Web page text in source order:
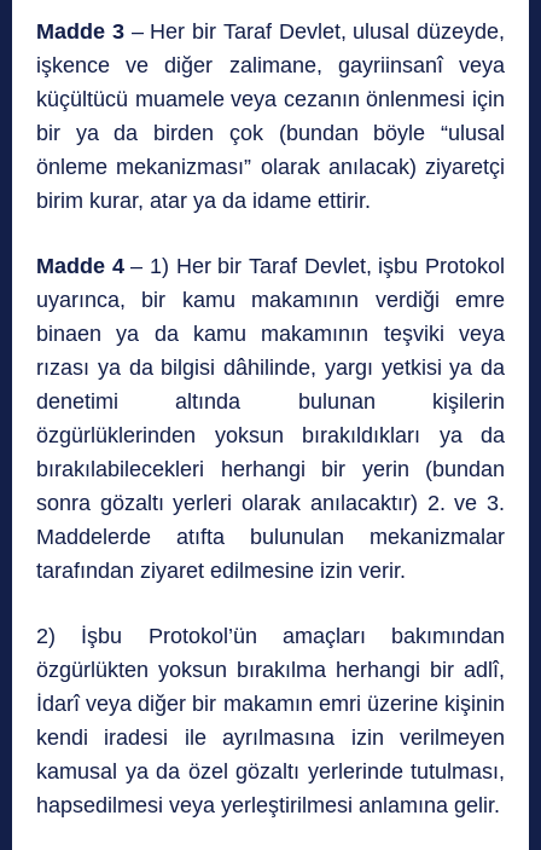
Madde 3 – Her bir Taraf Devlet, ulusal düzeyde,
işkence ve diğer zalimane, gayriinsanî veya
küçültücü muamele veya cezanın önlenmesi için
bir ya da birden çok (bundan böyle “ulusal
önleme mekanizması” olarak anılacak) ziyaretçi
birim kurar, atar ya da idame ettirir.
Madde 4– 1) Her bir Taraf Devlet, işbu Protokol
uyarınca, bir kamu makamının verdiği emre
binaen ya da kamu makamının teşviki veya
rızası ya da bilgisi dâhilinde, yargı yetkisi ya da
denetimi altında bulunan kişilerin
özgürlüklerinden yoksun bırakıldıkları ya da
bırakılabilecekleri herhangi bir yerin (bundan
sonra gözaltı yerleri olarak anılacaktır) 2. ve 3.
Maddelerde atıfta bulunulan mekanizmalar
tarafından ziyaret edilmesine izin verir.
2) İşbu Protokol’ün amaçları bakımından
özgürlükten yoksun bırakılma herhangi bir adlî,
İdarî veya diğer bir makamın emri üzerine kişinin
kendi iradesi ile ayrılmasına izin verilmeyen
kamusal ya da özel gözaltı yerlerinde tutulması,
hapsedilmesi veya yerleştirilmesi anlamına gelir.